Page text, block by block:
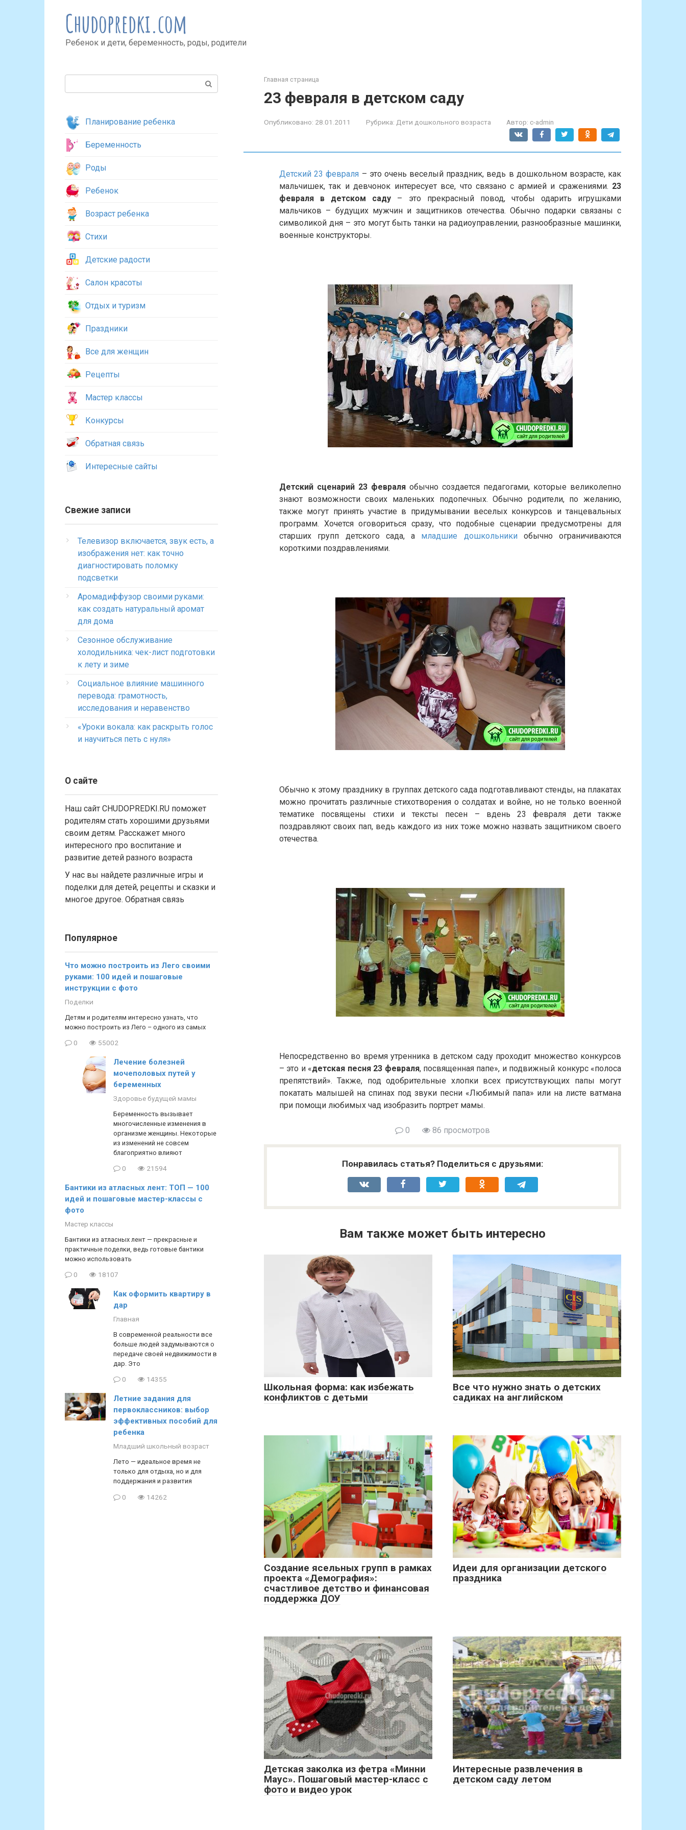
Chudopredki.com
Ребенок и дети, беременность, роды, родители
Главная страница
23 февраля в детском саду
Опубликовано: 28.01.2011 Рубрика: Дети дошкольного возраста Автор: c-admin
Детский 23 февраля – это очень веселый праздник, ведь в дошкольном возрасте, как
мальчишек, так и девчонок интересует все, что связано с армией и сражениями. 23
февраля в детском саду – это прекрасный повод, чтобы одарить игрушками
мальчиков – будущих мужчин и защитников отечества. Обычно подарки связаны с
символикой дня – это могут быть танки на радиоуправлении, разнообразные машинки,
военные конструкторы.
Детский сценарий 23 февраля обычно создается педагогами, которые великолепно
знают возможности своих маленьких подопечных. Обычно родители, по желанию,
также могут принять участие в придумывании веселых конкурсов и танцевальных
программ. Хочется оговориться сразу, что подобные сценарии предусмотрены для
старших групп детского сада, а младшие дошкольникиобычно ограничиваются
короткими поздравлениями.
Обычно к этому празднику в группах детского сада подготавливают стенды, на плакатах
можно прочитать различные стихотворения о солдатах и войне, но не только военной
тематике посвящены стихи и тексты песен – вдень 23 февраля дети также
поздравляют своих пап, ведь каждого из них тоже можно назвать защитником своего
отечества.
Непосредственно во время утренника в детском саду проходит множество конкурсов
– это и «детская песня 23 февраля, посвященная папе», и подвижный конкурс «полоса
препятствий». Также, под одобрительные хлопки всех присутствующих папы могут
покатать малышей на спинах под звуки песни «Любимый папа» или на листе ватмана
при помощи любимых чад изобразить портрет мамы.
0 86 просмотров
Понравилась статья? Поделиться с друзьями:
Вам также может быть интересно
Школьная форма: как избежать
конфликтов с детьми
Все что нужно знать о детских
садиках на английском
Создание ясельных групп в рамках
проекта «Демография»:
счастливое детство и финансовая
поддержка ДОУ
Идеи для организации детского
праздника
Детская заколка из фетра «Минни
Маус». Пошаговый мастер-класс с
фото и видео урок
Интересные развлечения в
детском саду летом
Планирование ребенка
Беременность
Роды
Ребенок
Возраст ребенка
Стихи
Детские радости
Салон красоты
Отдых и туризм
Праздники
Все для женщин
Рецепты
Мастер классы
Конкурсы
Обратная связь
Интересные сайты
Свежие записи
Телевизор включается, звук есть, а
изображения нет: как точно
диагностировать поломку
подсветки
Аромадиффузор своими руками:
как создать натуральный аромат
для дома
Сезонное обслуживание
холодильника: чек-лист подготовки
к лету и зиме
Социальное влияние машинного
перевода: грамотность,
исследования и неравенство
«Уроки вокала: как раскрыть голос
и научиться петь с нуля»
О сайте
Наш сайт CHUDOPREDKI.RU поможет
родителям стать хорошими друзьями
своим детям. Расскажет много
интересного про воспитание и
развитие детей разного возраста
У нас вы найдете различные игры и
поделки для детей, рецепты и сказки и
многое другое. Обратная связь
Популярное
Что можно построить из Лего своими
руками: 100 идей и пошаговые
инструкции с фото
Поделки
Детям и родителям интересно узнать, что
можно построить из Лего – одного из самых
0 55002
Лечение болезней
мочеполовых путей у
беременных
Здоровье будущей мамы
Беременность вызывает
многочисленные изменения в
организме женщины. Некоторые
из изменений не совсем
благоприятно влияют
0 21594
Бантики из атласных лент: ТОП — 100
идей и пошаговые мастер-классы с
фото
Мастер классы
Бантики из атласных лент — прекрасные и
практичные поделки, ведь готовые бантики
можно использовать
0 18107
Как оформить квартиру в
дар
Главная
В современной реальности все
больше людей задумываются о
передаче своей недвижимости в
дар. Это
0 14355
Летние задания для
первоклассников: выбор
эффективных пособий для
ребенка
Младший школьный возраст
Лето — идеальное время не
только для отдыха, но и для
поддержания и развития
0 14262